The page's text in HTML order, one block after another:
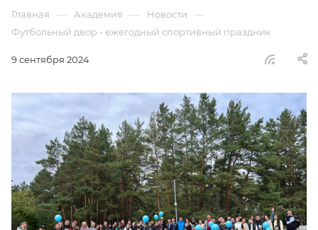
Главная — Академия — Новости —
Футбольный двор - ежегодный спортивный праздник
9 сентября 2024